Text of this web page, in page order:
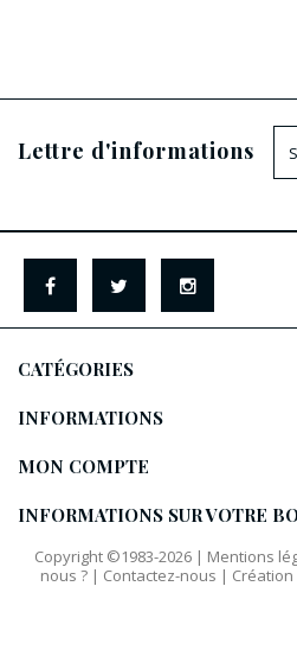
Lettre d'informations
CATÉGORIES
INFORMATIONS
MON COMPTE
INFORMATIONS SUR VOTRE
Copyright ©1983-2026 | Mentions
nous ?| Contactez-nous |